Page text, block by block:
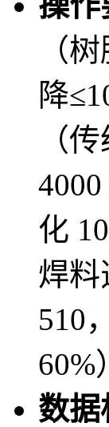
（
降
（
化
焊料
510
60%
数据